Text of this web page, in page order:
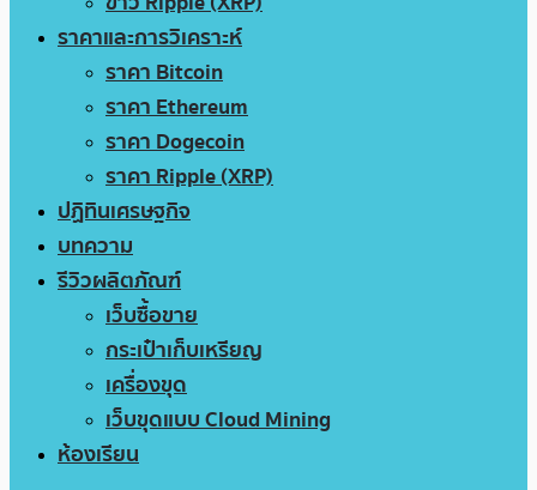
ราคาและการวิเคราะห์
ราคา Bitcoin
ราคา Ethereum
ราคา Dogecoin
ราคา Ripple (XRP)
ปฏิทินเศรษฐกิจ
บทความ
รีวิวผลิตภัณฑ์
เว็บซื้อขาย
กระเป๋าเก็บเหรียญ
เครื่องขุด
เว็บขุดแบบ Cloud Mining
ห้องเรียน